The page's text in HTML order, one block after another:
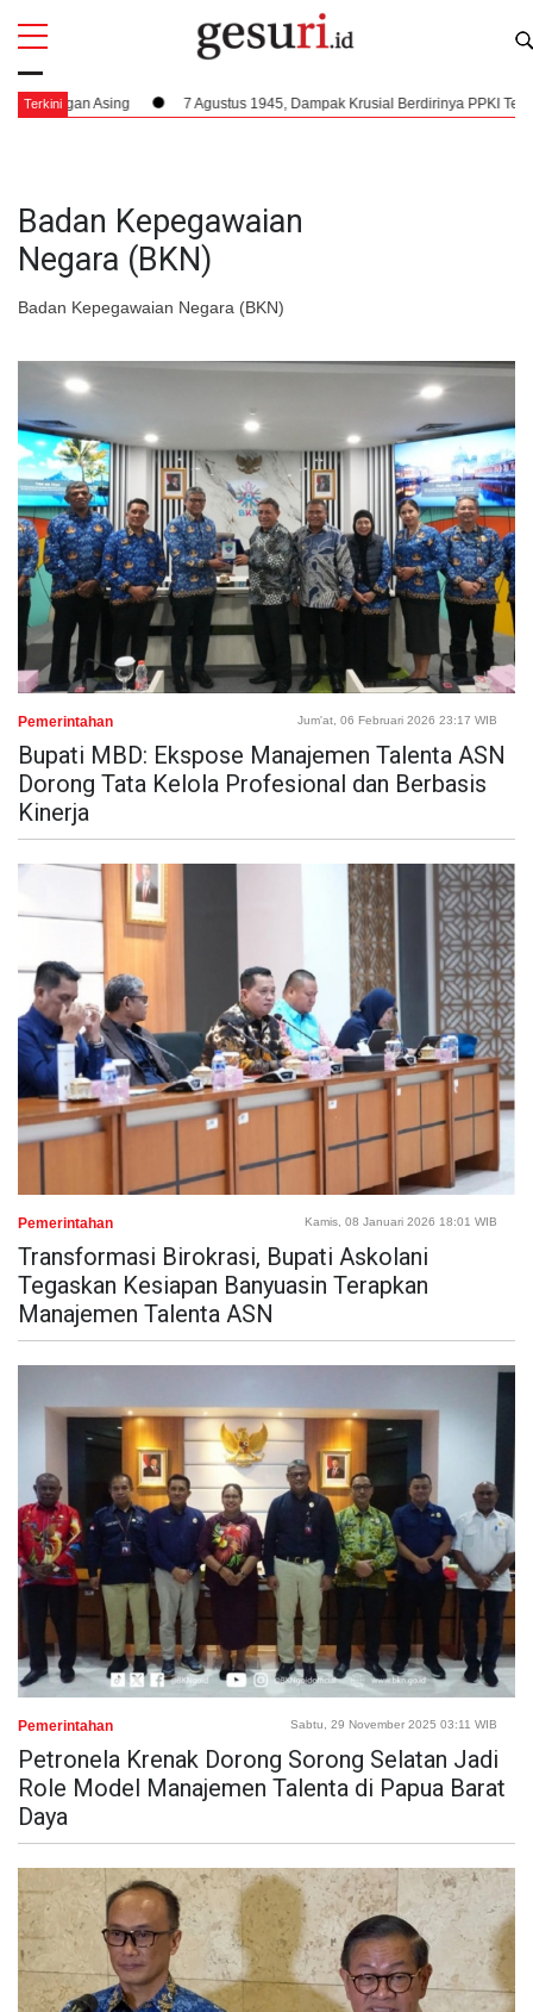
Terkini
Asing 7 Agustus 1945, Dampak Krusial Berdirinya PPKI Terhadap
Badan Kepegawaian
Negara (BKN)
Badan Kepegawaian Negara (BKN)
All
Pemerintahan Jum'at, 06 Februari 2026 23:17 WIB
Bupati MBD: Ekspose Manajemen Talenta ASN
Dorong Tata Kelola Profesional dan Berbasis
Kinerja
Pemerintahan Kamis, 08 Januari 2026 18:01 WIB
Transformasi Birokrasi, Bupati Askolani
Tegaskan Kesiapan Banyuasin Terapkan
Manajemen Talenta ASN
Pemerintahan Sabtu, 29 November 2025 03:11 WIB
Petronela Krenak Dorong Sorong Selatan Jadi
Role Model Manajemen Talenta di Papua Barat
Daya